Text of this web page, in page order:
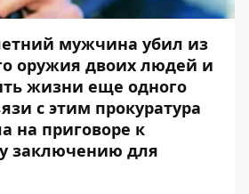
мужчина убил из
оружия двоих людей и
жизни еще одного
с этим прокуратура
на приговоре к
заключению для